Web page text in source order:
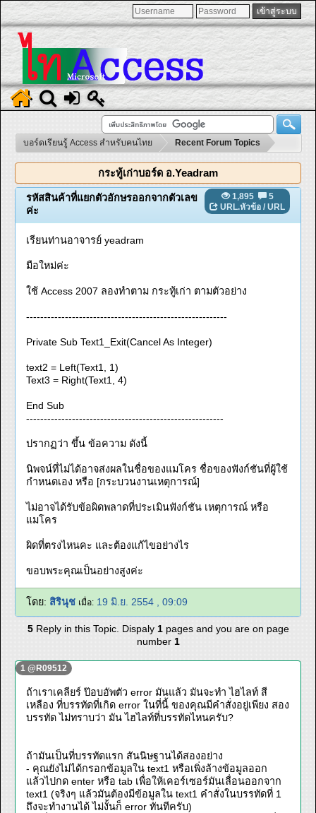
บอร์ดเรียนรู้ Access สำหรับคนไทย Recent Forum Topics
กระทู้เก่าบอร์ด อ.Yeadram
1,895
5
URL.หัวข้อ / URL
รหัสสินค้าที่แยกตัวอักษรออกจากตัวเลข
ค่ะ
เรียนท่านอาจารย์ yeadram
มือใหม่ค่ะ
ใช้ Access 2007 ลองทำตาม กระทู้เก่า ตามตัวอย่าง
---------------------------------------------------------
Private Sub Text1_Exit(Cancel As Integer)
text2 = Left(Text1, 1)
Text3 = Right(Text1, 4)
End Sub
--------------------------------------------------------
ปรากฏว่า ขึ้น ข้อความ ดังนี้
นิพจน์ที่ไม่ได้อาจส่งผลในชื่อของแมโคร ชื่อของฟังก์ชันที่ผู้ใช้
กำหนดเอง หรือ [กระบวนงานเหตุการณ์]
ไม่อาจได้รับข้อผิดพลาดที่ประเมินฟังก์ชัน เหตุการณ์ หรือ
แมโคร
ผิดที่ตรงไหนคะ และต้องแก้ไขอย่างไร
ขอบพระคุณเป็นอย่างสูงค่ะ
โดย: สิรินุช เมื่อ: 19 มิ.ย. 2554 , 09:09
5Reply in this Topic. Dispaly 1 pages and you are on page
number 1
1 @R09512
ถ้าเราเคลียร์ ป๊อบอัพตัว error มันแล้ว มันจะทำ ไฮไลท์ สี
เหลือง ที่บรรทัดที่เกิด error ในที่นี้ ของคุณมีคำสั่งอยู่เพียง สอง
บรรทัด ไม่ทราบว่า มัน ไฮไลท์ที่บรรทัดไหนครับ?
ถ้ามันเป็นที่บรรทัดแรก สันนิษฐานได้สองอย่าง
- คุณยังไม่ได้กรอกข้อมูลใน text1 หรือเพิ่งล้างข้อมูลออก
แล้วไปกด enter หรือ tab เพื่อให้เคอร์เซอร์มันเลื่อนออกจาก
text1 (จริงๆ แล้วมันต้องมีข้อมูลใน text1 คำสั่งในบรรทัดที่ 1
ถึงจะทำงานได้ ไม่งั้นก็ error ทันทีครับ)